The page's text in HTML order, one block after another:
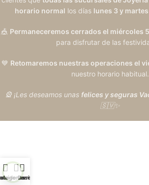
horario normal los días lunes 3 y
🎪 Permaneceremos cerrados el miércoles
para disfrutar de las
💙 Retomaremos nuestras operaciones el
nuestro horario habitual.
🎡 ¡Les deseamos unas felices y seguras
🇸🇻✨
de deseos
Carrito